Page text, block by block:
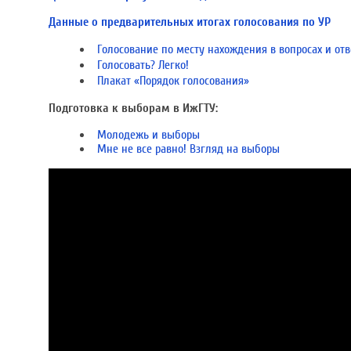
Данные о предварительных итогах голосования по УР
Голосование по месту нахождения в вопросах и
Голосовать? Легко!
Плакат «Порядок голосования»
Подготовка к выборам в ИжГТУ:
Молодежь и выборы
Мне не все равно! Взгляд на выборы